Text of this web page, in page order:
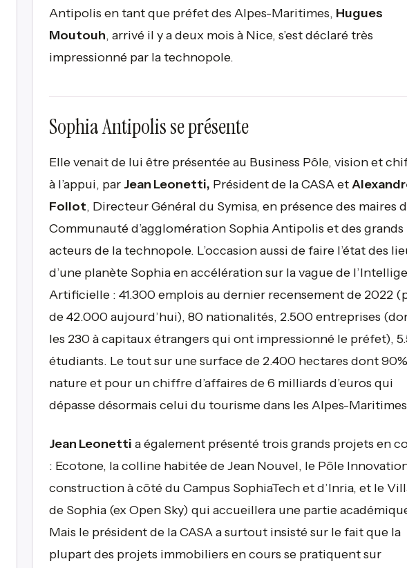
Antipolis en tant que préfet des Alpes-Maritimes, Hugues
Moutouh, arrivé il y a deux mois à Nice, s’est déclaré très
impressionné par la technopole.
Sophia Antipolis se présente
Elle venait de lui être présentée au Business Pôle, vision et
à l’appui, par Jean Leonetti, Président de la CASA et
Follot, Directeur Général du Symisa, en présence des maires
Communauté d’agglomération Sophia Antipolis et des grands
acteurs de la technopole. L’occasion aussi de faire l’état des
d’une planète Sophia en accélération sur la vague de
Artificielle : 41.300 emplois au dernier recensement de 2022
de 42.000 aujourd’hui), 80 nationalités, 2.500 entreprises
les 230 à capitaux étrangers qui ont impressionné le préfet),
étudiants. Le tout sur une surface de 2.400 hectares dont
nature et pour un chiffre d’affaires de 6 milliards d’euros qui
dépasse désormais celui du tourisme dans les Alpes-
Jean Leonetti a également présenté trois grands projets en
: Ecotone, la colline habitée de Jean Nouvel, le Pôle
construction à côté du Campus SophiaTech et d’Inria, et le
de Sophia (ex Open Sky) qui accueillera une partie
Mais le président de la CASA a surtout insisté sur le fait que la
plupart des projets immobiliers en cours se pratiquent sur